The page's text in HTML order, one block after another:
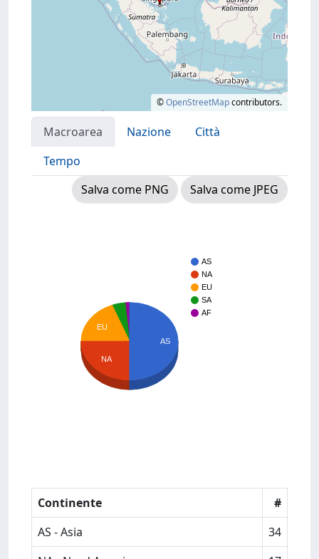
©OpenStreetMapcontributors.
Macroarea Nazione
Città
Tempo
Salva come PNG
Salva come JPEG
AS
NA
EU
SA
AF
EU
NA
AS
Continente
#
AS - Asia
34